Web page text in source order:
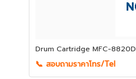
Drum Cartridge MFC-8820D
📞 สอบถามราคาโทร/Tel